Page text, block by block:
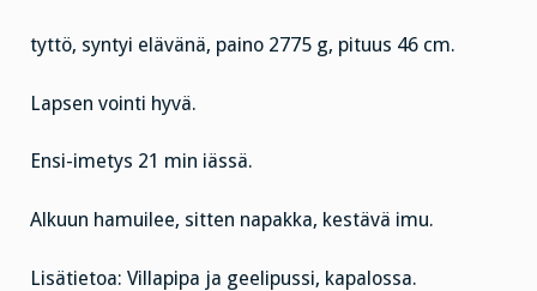
tyttö, syntyi elävänä, paino 2775 g, pituus 46 cm.
Lapsen vointi hyvä.
Ensi-imetys 21 min iässä.
Alkuun hamuilee, sitten napakka, kestävä imu.
Lisätietoa: Villapipa ja geelipussi, kapalossa.